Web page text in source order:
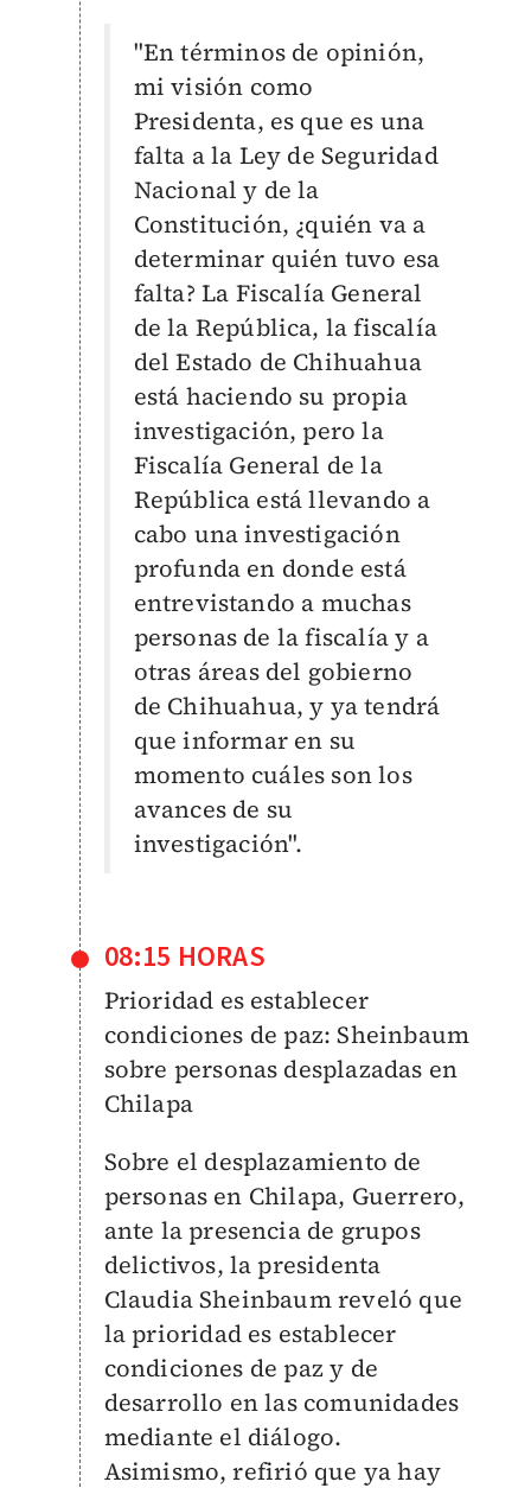
"En términos de opinión,
mi visión como
Presidenta, es que es una
falta a la Ley de Seguridad
Nacional y de la
Constitución, ¿quién va a
determinar quién tuvo esa
falta? La Fiscalía General
de la República, la fiscalía
del Estado de Chihuahua
está haciendo su propia
investigación, pero la
Fiscalía General de la
República está llevando a
cabo una investigación
profunda en donde está
entrevistando a muchas
personas de la fiscalía y a
otras áreas del gobierno
de Chihuahua, y ya tendrá
que informar en su
momento cuáles son los
avances de su
investigación".
08:15 HORAS
Prioridad es establecer
condiciones de paz: Sheinbaum
sobre personas desplazadas en
Chilapa
Sobre el desplazamiento de
personas en Chilapa, Guerrero,
ante la presencia de grupos
delictivos, la presidenta
Claudia Sheinbaum reveló que
la prioridad es establecer
condiciones de paz y de
desarrollo en las comunidades
mediante el diálogo.
Asimismo, refirió que ya hay